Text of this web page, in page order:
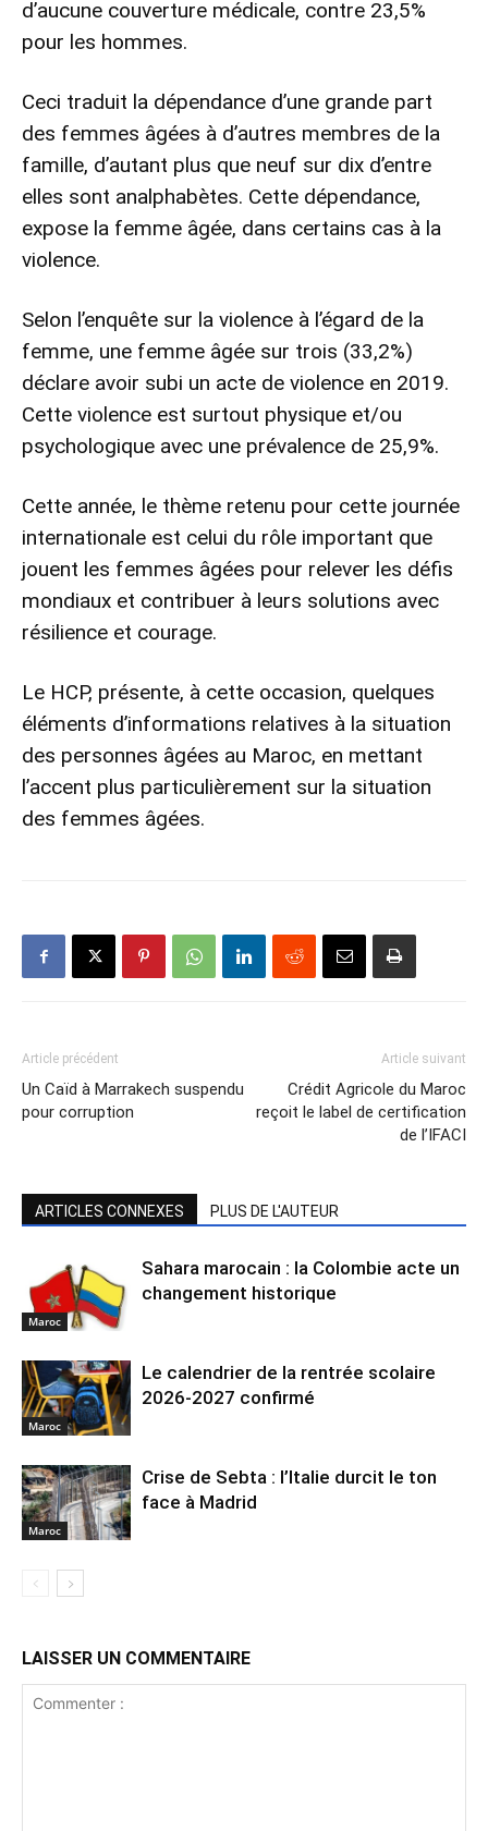
d’aucune couverture médicale, contre 23,5%
pour les hommes.
Ceci traduit la dépendance d’une grande part
des femmes âgées à d’autres membres de la
famille, d’autant plus que neuf sur dix d’entre
elles sont analphabètes. Cette dépendance,
expose la femme âgée, dans certains cas à la
violence.
Selon l’enquête sur la violence à l’égard de la
femme, une femme âgée sur trois (33,2%)
déclare avoir subi un acte de violence en 2019.
Cette violence est surtout physique et/ou
psychologique avec une prévalence de 25,9%.
Cette année, le thème retenu pour cette journée
internationale est celui du rôle important que
jouent les femmes âgées pour relever les défis
mondiaux et contribuer à leurs solutions avec
résilience et courage.
Le HCP, présente, à cette occasion, quelques
éléments d’informations relatives à la situation
des personnes âgées au Maroc, en mettant
l’accent plus particulièrement sur la situation
des femmes âgées.
Article précédent
Un Caïd à Marrakech suspendu
pour corruption
Article suivant
Crédit Agricole du Maroc
reçoit le label de certification
de l’IFACI
ARTICLES CONNEXES PLUS DE L'AUTEUR
Maroc
Sahara marocain : la Colombie acte un
changement historique
Maroc
Le calendrier de la rentrée scolaire
2026-2027 confirmé
Maroc
Crise de Sebta : l’Italie durcit le ton
face à Madrid
LAISSER UN COMMENTAIRE